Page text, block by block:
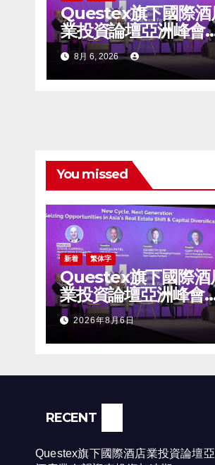
Questex旗下國際酒
業投資論壇亞洲峰會
示，亞洲酒店業有望
來投資加速期
8月 6, 2026
You missed
新着 繁体字
Questex旗下國際酒
業投資論壇亞洲峰會
示，亞洲酒店業有望
來投資加速期
2026年8月6日
RECENT
Questex旗下國際酒店業投資論壇